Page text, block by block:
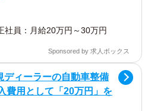
社員：月給20万円～30万円
Sponsored by 求人ボックス
ディーラーの自動車整備
費用として「20万円」を